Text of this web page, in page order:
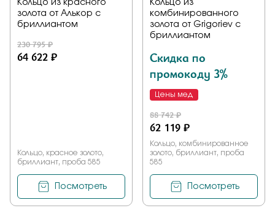
Кольцо из красного
золота от Алькор с
бриллиантом
230 795 ₽
64 622 ₽
Кольцо, красное золото,
бриллиант, проба 585
Посмотреть
Кольцо из
комбинированного
золота от Grigoriev с
бриллиантом
Скидка по
промокоду 3%
Цены мед
88 742 ₽
62 119 ₽
Кольцо, комбинированное
золото, бриллиант, проба
585
Посмотреть